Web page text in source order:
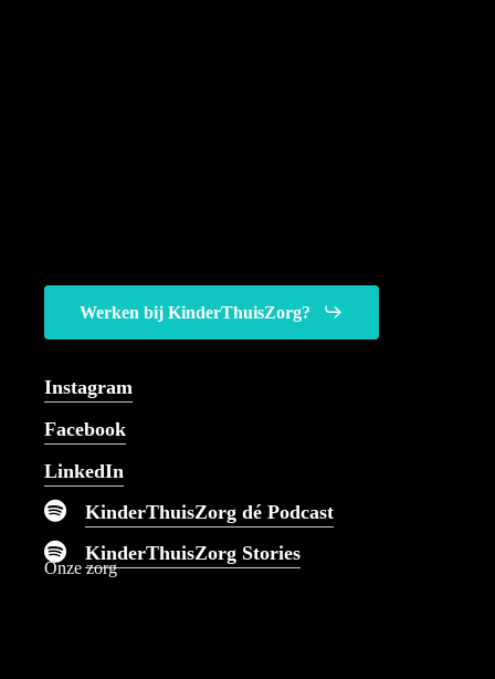
Bij ons kun je terecht voor
alle denkbare
kinderverpleegkundige zorg.
Werken bij KinderThuisZorg?
Instagram
Facebook
LinkedIn
KinderThuisZorg dé Podcast
KinderThuisZorg Stories
Onze zorg